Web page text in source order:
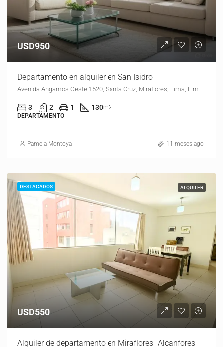
USD950
Departamento en alquiler en San Isidro
3 2 1 130m2
DEPARTAMENTO
Pamela Montoya 11 meses ago
DESTACADOS ALQUILER
USD550
Alquiler de departamento en Miraflores -Alcanfores